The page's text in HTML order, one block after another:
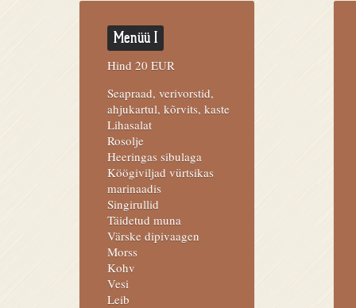
Menüü I
Hind 20 EUR
Seapraad, verivorstid,
ahjukartul, kõrvits, kaste
Lihasalat
Rosolje
Heeringas sibulaga
Köögiviljad vürtsikas
marinaadis
Singirullid
Täidetud muna
Värske dipivaagen
Morss
Kohv
Vesi
Leib